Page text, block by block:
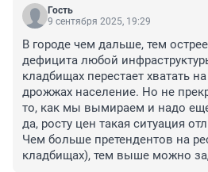
Гость
9 сентября 2025, 19:29
В городе чем дальше, тем
дефицита любой
кладбищах перестает хватать
дрожжах население. Но не
то, как мы вымираем и надо
да, росту цен такая ситуация
Чем больше претендентов на
кладбищах), тем выше можно